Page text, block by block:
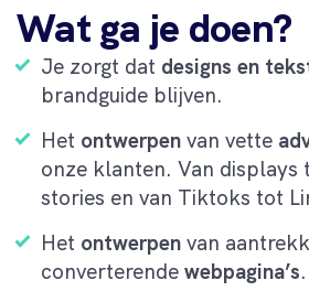
Wat ga je doen?
Je zorgt dat designs en
brandguide blijven.
Het ontwerpen van vette
onze klanten. Van displays
stories en van Tiktoks tot
Het ontwerpen van
converterende webpagina’s.